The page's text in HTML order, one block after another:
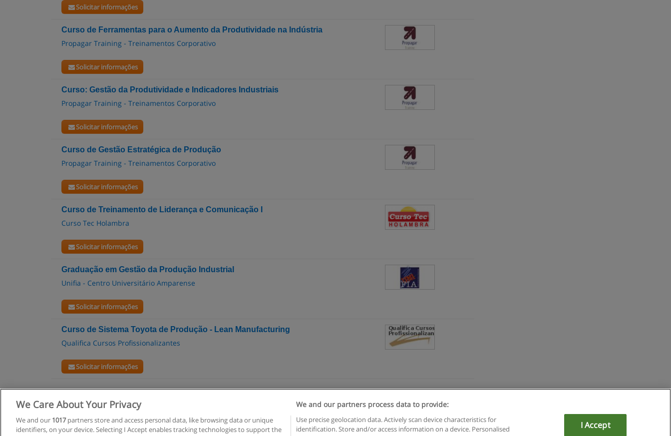
Solicitar informações
Curso de Ferramentas para o Aumento da Produtividade na Indústria
Propagar Training - Treinamentos Corporativo
Solicitar informações
Curso: Gestão da Produtividade e Indicadores Industriais
Propagar Training - Treinamentos Corporativo
Solicitar informações
Curso de Gestão Estratégica de Produção
Propagar Training - Treinamentos Corporativo
Solicitar informações
Curso de Treinamento de Liderança e Comunicação I
Curso Tec Holambra
Solicitar informações
Graduação em Gestão da Produção Industrial
Unifia - Centro Universitário Amparense
Solicitar informações
Curso de Sistema Toyota de Produção - Lean Manufacturing
Qualifica Cursos Profissionalizantes
Solicitar informações
We Care About Your Privacy
We and our 1017partners store and access personal data, like browsing data or unique
identifiers, on your device. Selecting I Accept enables tracking technologies to support the
We and our partners process data to provide:
Use precise geolocation data. Actively scan device characteristics for
identification. Store and/or access information on a device. Personalised
I Accept